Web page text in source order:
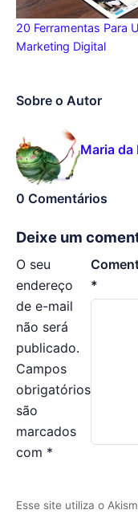
20 Ferramentas Para
Marketing Digital
Sobre o Autor
Maria da
0 Comentários
Deixe um
O seu
endereço
de e-mail
não será
publicado.
Campos
obrigatórios
são
marcados
com *
*
Esse site utiliza o